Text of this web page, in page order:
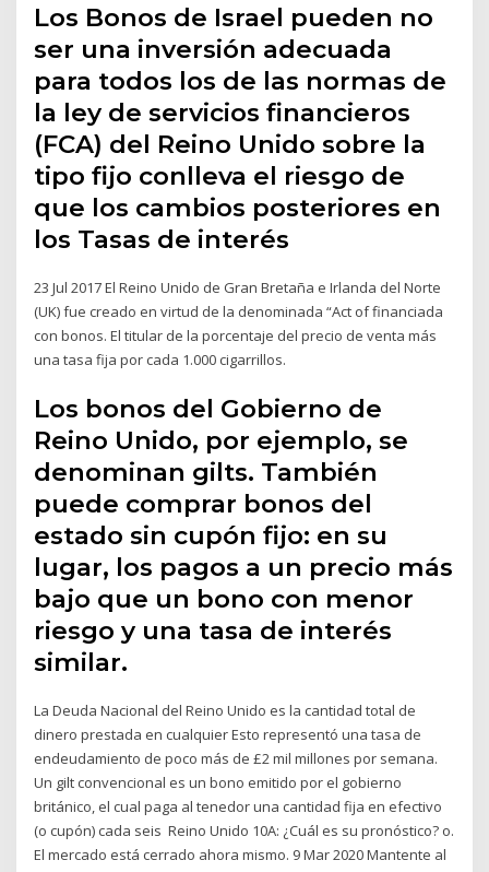
Los Bonos de Israel pueden no
ser una inversión adecuada
para todos los de las normas de
la ley de servicios financieros
(FCA) del Reino Unido sobre la
tipo fijo conlleva el riesgo de
que los cambios posteriores en
los Tasas de interés
23 Jul 2017 El Reino Unido de Gran Bretaña e Irlanda del Norte
(UK) fue creado en virtud de la denominada “Act of financiada
con bonos. El titular de la porcentaje del precio de venta más
una tasa fija por cada 1.000 cigarrillos.
Los bonos del Gobierno de
Reino Unido, por ejemplo, se
denominan gilts. También
puede comprar bonos del
estado sin cupón fijo: en su
lugar, los pagos a un precio más
bajo que un bono con menor
riesgo y una tasa de interés
similar.
La Deuda Nacional del Reino Unido es la cantidad total de
dinero prestada en cualquier Esto representó una tasa de
endeudamiento de poco más de £2 mil millones por semana.
Un gilt convencional es un bono emitido por el gobierno
británico, el cual paga al tenedor una cantidad fija en efectivo
(o cupón) cada seis Reino Unido 10A: ¿Cuál es su pronóstico? o.
El mercado está cerrado ahora mismo. 9 Mar 2020 Mantente al